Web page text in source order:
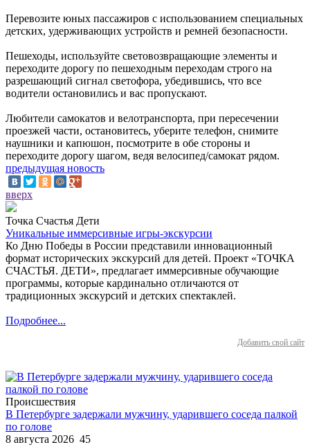
Перевозите юных пассажиров с использованием специальных
детских, удерживающих устройств и ремней безопасности.
Пешеходы, используйте световозвращающие элементы и
переходите дорогу по пешеходным переходам строго на
разрешающий сигнал светофора, убедившись, что все
водители остановились и вас пропускают.
Любители самокатов и велотранспорта, при пересечении
проезжей части, остановитесь, уберите телефон, снимите
наушники и капюшон, посмотрите в обе стороны и
переходите дорогу шагом, ведя велосипед/самокат рядом.
предыдущая новость
вверх
Точка Счастья Дети
Уникальные иммерсивные игры-экскурсии
Ко Дню Победы в России представили инновационный
формат исторических экскурсий для детей. Проект «ТОЧКА
СЧАСТЬЯ. ДЕТИ», предлагает иммерсивные обучающие
программы, которые кардинально отличаются от
традиционных экскурсий и детских спектаклей.
Подробнее...
Добавить свой сайт
Происшествия
В Петербурге задержали мужчину, ударившего соседа палкой
по голове
8 августа 2026 45